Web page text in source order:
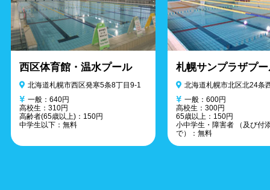
西区体育館・温水プール
北海道札幌市西区発寒5条8丁目9-1
一般：640円
高校生：310円
高齢者(65歳以上)：150円
中学生以下：無料
札幌サンプラザプ
北海道札幌市北区北24条
一般：600円
高校生：300円
65歳以上：150円
小中学生・障害者 （及び付
で）：無料